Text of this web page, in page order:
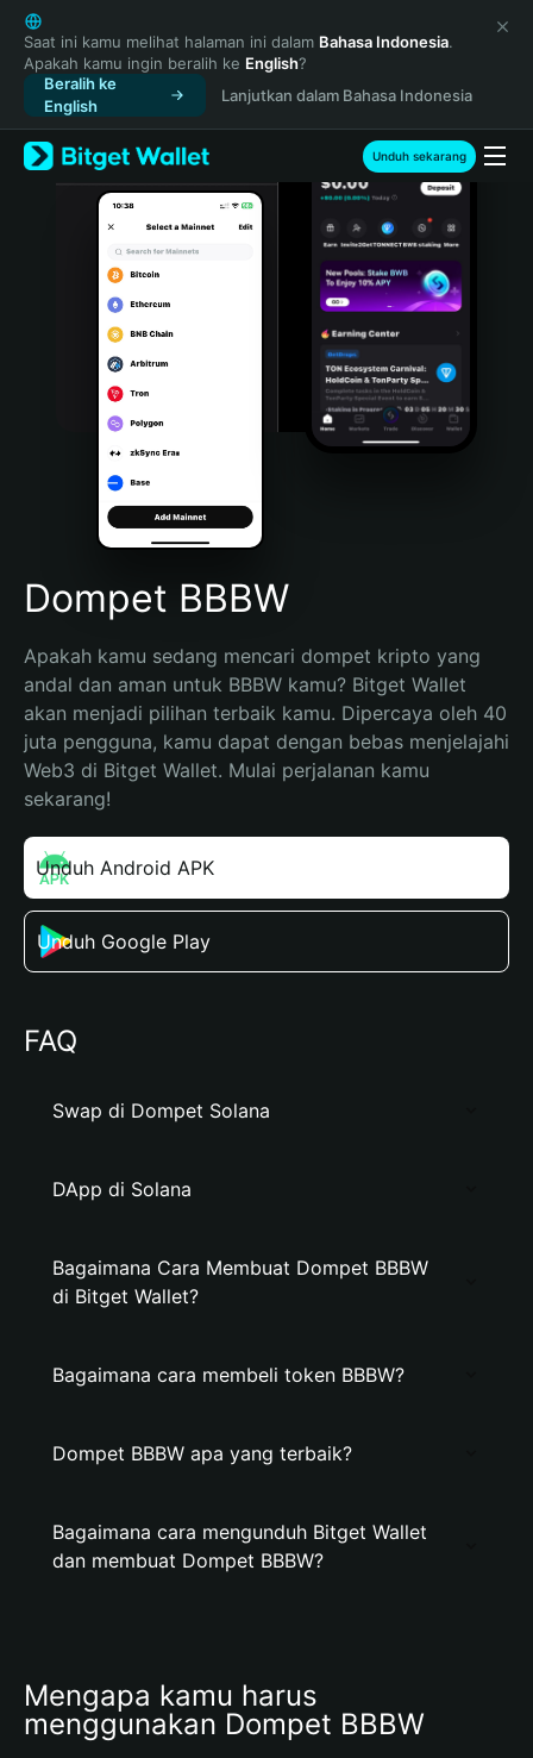
English
日本語
Tiếng Việt
Русский
Español (Latinoamérica)
Türkçe
Italiano
Português (Portugal)
Bahasa Indonesia
Português (Brasil)
Español (Argentina)
Saat ini kamu melihat halaman ini dalam Bahasa Indonesia.
Apakah kamu ingin beralih ke English?
Beralih ke
English
Lanjutkan dalam Bahasa Indonesia
Unduh sekarang
Dompet BBBW
Apakah kamu sedang mencari dompet kripto yang
andal dan aman untuk BBBW kamu? Bitget Wallet
akan menjadi pilihan terbaik kamu. Dipercaya oleh 40
juta pengguna, kamu dapat dengan bebas menjelajahi
Web3 di Bitget Wallet. Mulai perjalanan kamu
sekarang!
Unduh Android APK
Unduh Google Play
FAQ
Swap di Dompet Solana
DApp di Solana
Bagaimana Cara Membuat Dompet BBBW
di Bitget Wallet?
Bagaimana cara membeli token BBBW?
Dompet BBBW apa yang terbaik?
Bagaimana cara mengunduh Bitget Wallet
dan membuat Dompet BBBW?
Mengapa kamu harus
menggunakan Dompet BBBW